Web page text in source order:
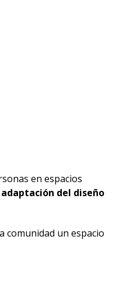
en espacios
adaptación del diseño
comunidad un espacio